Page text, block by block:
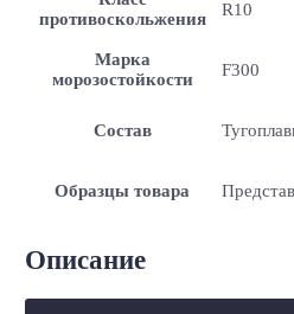
противоскольжения
R10
Марка
морозостойкости
F300
Состав
Образцы товара
Описание